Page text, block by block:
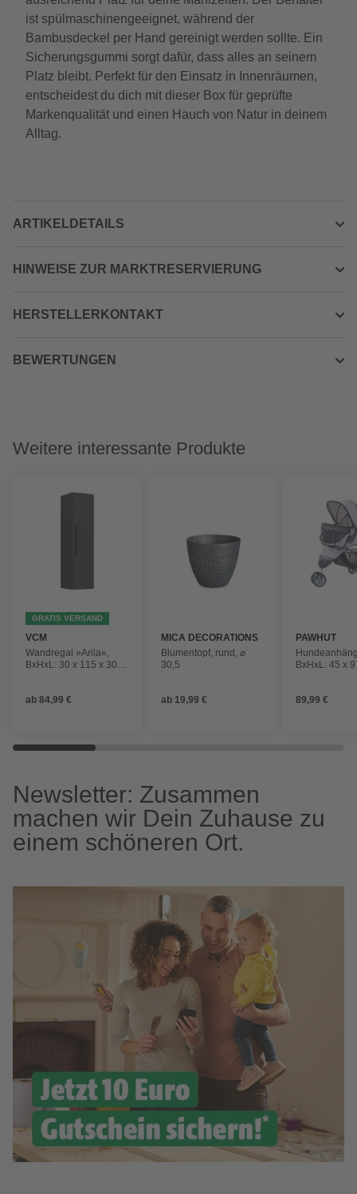
ist spülmaschinengeeignet, während der
Bambusdeckel per Hand gereinigt werden sollte. Ein
Sicherungsgummi sorgt dafür, dass alles an seinem
Platz bleibt. Perfekt für den Einsatz in Innenräumen,
entscheidest du dich mit dieser Box für geprüfte
Markenqualität und einen Hauch von Natur in deinem
Alltag.
ARTIKELDETAILS
HINWEISE ZUR MARKTRESERVIERUNG
HERSTELLERKONTAKT
BEWERTUNGEN
Weitere interessante Produkte
GRATIS VERSAND
VCM
Wandregal »Arila«,
BxHxL: 30 x 115 x 30
ab 84,99 €
MICA DECORATIONS
Blumentopf, rund, ⌀
30,5
ab 19,99 €
PAWHUT
BxHxL: 45 x
89,99 €
Newsletter: Zusammen
machen wir Dein Zuhause zu
einem schöneren Ort.